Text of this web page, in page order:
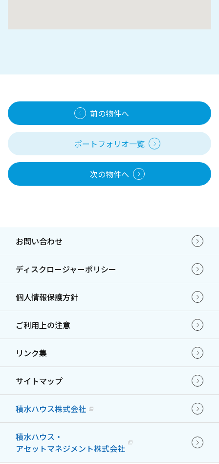
前の物件へ
ポートフォリオ一覧
次の物件へ
お問い合わせ
ディスクロージャーポリシー
個人情報保護方針
ご利用上の注意
リンク集
サイトマップ
積水ハウス株式会社
積水ハウス・
アセットマネジメント株式会社